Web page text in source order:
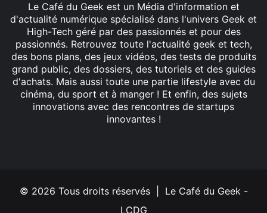
Le Café du Geek est un Média d'information et
d'actualité numérique spécialisé dans l'univers Geek et
High-Tech géré par des passionnés et pour des
passionnés. Retrouvez toute l'actualité geek et tech,
des bons plans, des jeux vidéos, des tests de produits
grand public, des dossiers, des tutoriels et des guides
d'achats. Mais aussi toute une partie lifestyle avec du
cinéma, du sport et à manger ! Et enfin, des sujets
innovations avec des rencontres de startups
innovantes !
© 2026 Tous droits réservés | Le Café du Geek -
LCDG